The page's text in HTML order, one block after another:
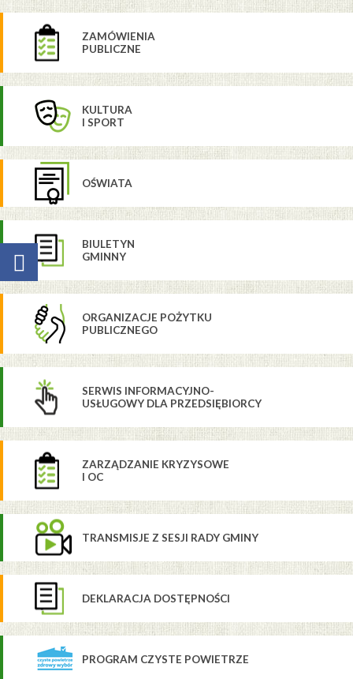
ZAMÓWIENIA
PUBLICZNE
KULTURA
I SPORT
OŚWIATA
BIULETYN
GMINNY
ORGANIZACJE POŻYTKU
PUBLICZNEGO
SERWIS INFORMACYJNO-
USŁUGOWY DLA PRZEDSIĘBIORCY
ZARZĄDZANIE KRYZYSOWE
I OC
TRANSMISJE Z SESJI RADY GMINY
DEKLARACJA DOSTĘPNOŚCI
PROGRAM CZYSTE POWIETRZE